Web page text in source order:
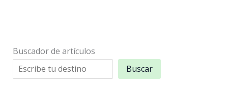
Buscador de artículos
Buscar